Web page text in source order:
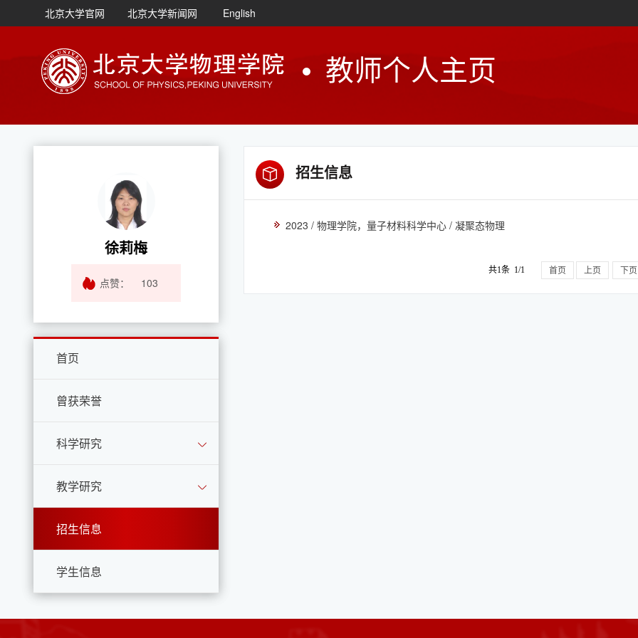
北京大学官网 北京大学新闻网 English
教师个人主页
徐莉梅
点赞： 103
首页
曾获荣誉
科学研究
教学研究
招生信息
学生信息
招生信息
2023 / 物理学院，量子材料科学中心 / 凝聚态物理
共1条 1/1 首页 上页 下页